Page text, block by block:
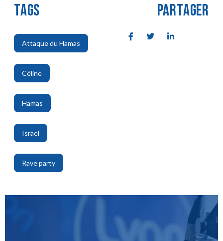
TAGS
Attaque du Hamas
,
Céline
,
Hamas
,
Israël
,
Rave party
PARTAGER